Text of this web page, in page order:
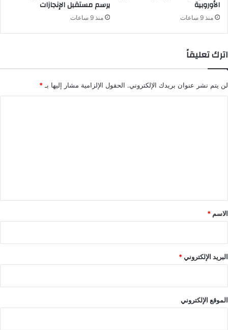
الأوروبية
منذ 9 ساعات
يرسم مستقبل الإنجازات
منذ 9 ساعات
اترك تعليقاً
لن يتم نشر عنوان بريدك الإلكتروني. الحقول الإلزامية مشار إليها بـ *
*
الاسم *
البريد الإلكتروني*
الموقع الإلكتروني